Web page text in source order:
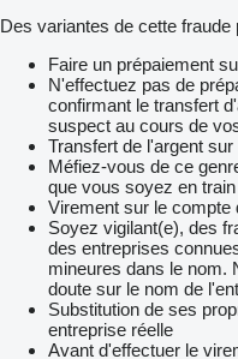
Des variantes de cette fraude
Faire un prépaiement
N'effectuez pas de
confirmant le transfert
suspect au cours de
Transfert de l'argent
Méfiez-vous de ce
que vous soyez en
Virement sur le compte
Soyez vigilant(e), des
des entreprises
mineures dans le nom.
doute sur le nom de
Substitution de ses
entreprise réelle
Avant d'effectuer le